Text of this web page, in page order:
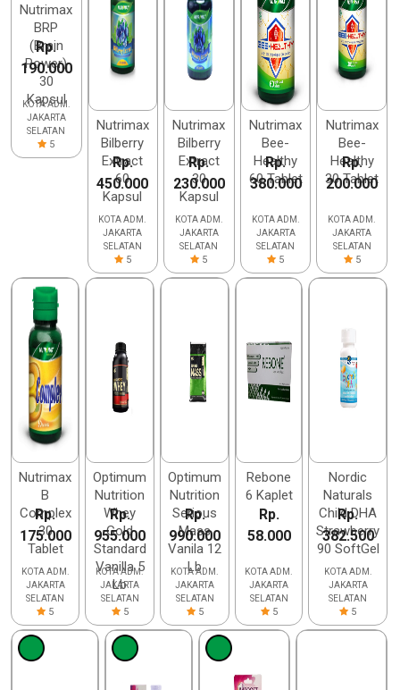
Nutrimax
BRP
(Brain
Power)
30
Kapsul
Rp.
190.000
KOTA ADM.
JAKARTA
SELATAN
5
Nutrimax
Bilberry
Extract
60
Kapsul
Rp.
450.000
KOTA ADM.
JAKARTA
SELATAN
5
Nutrimax
Bilberry
Extract
30
Kapsul
Rp.
230.000
KOTA ADM.
JAKARTA
SELATAN
5
Nutrimax
Bee-
Healthy
60 Tablet
Rp.
380.000
KOTA ADM.
JAKARTA
SELATAN
5
Nutrimax
Bee-
Healthy
30 Tablet
Rp.
200.000
KOTA ADM.
JAKARTA
SELATAN
5
Nutrimax
B
Complex
30
Tablet
Rp.
175.000
KOTA ADM.
JAKARTA
SELATAN
5
Optimum
Nutrition
Whey
Gold
Standard
Vanilla 5
Lb
Rp.
955.000
KOTA ADM.
JAKARTA
SELATAN
5
Optimum
Nutrition
Serious
Mass
Vanila 12
Lb
Rp.
990.000
KOTA ADM.
JAKARTA
SELATAN
5
Rebone
6 Kaplet
Rp.
58.000
KOTA ADM.
JAKARTA
SELATAN
5
Nordic
Naturals
Child DHA
Strawberry
90 SoftGel
Rp.
382.500
KOTA ADM.
JAKARTA
SELATAN
5